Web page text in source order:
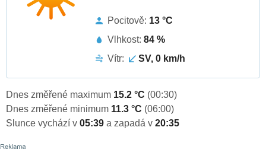
Pocitově: 13 °C
Vlhkost: 84 %
Vítr:
SV, 0 km/h
Dnes změřené maximum 15.2 °C (00:30)
Dnes změřené minimum 11.3 °C (06:00)
Slunce vychází v 05:39 a zapadá v 20:35